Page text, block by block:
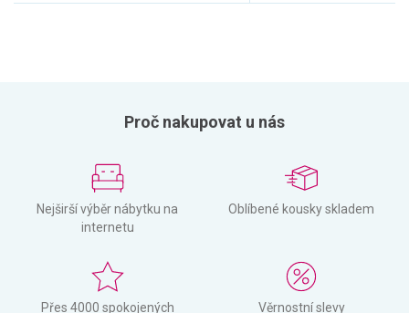
Proč nakupovat u nás
Nejširší výběr nábytku na
internetu
Oblíbené kousky skladem
Přes 4000 spokojených
Věrnostní slevy